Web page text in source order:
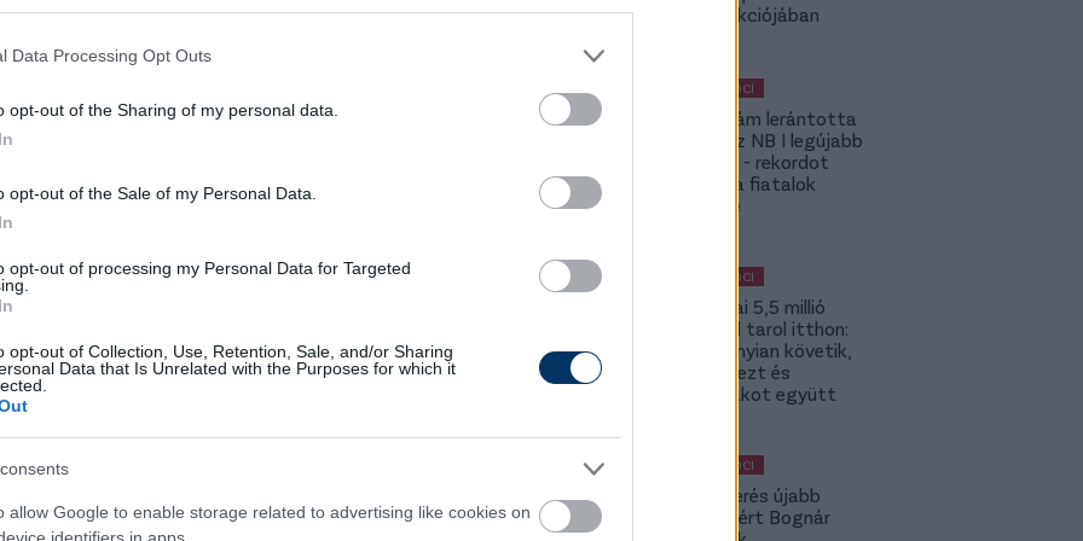
Data Processing Opt Outs
opt-out of the Sharing of my personal data.
opt-out of the Sale of my Personal Data.
opt-out of processing my Personal Data for Targeted
opt-out of Collection, Use, Retention, Sale, and/or Sharing
Data that Is Unrelated with the Purposes for which it
allow Google to enable storage related to advertising like cookies on
identifiers in apps.
rótta a köröket a társaival. Kire Ristevski,
Manjrekar és a pályafutását a német
már nem jelent meg az első
igazolt Berecz Zsombor sem. Megjelent, de
lejárt a szerződése és máshol folytatja
gyakorlatokat végeztek.
után lábadozó csapatkapitányunk,
után gyógyuló Szivacski Donát, valamint a
Szilveszter.
a gyakorlatokat három utánpótláskorú
UCC kollekciójában
MAGYAR FOCI
Szalai Ádám lerántotta
a leplet az NB I legújabb
számairól - rekordot
döntött a fiatalok
játékideje
MAGYAR FOCI
Szoboszlai 5,5 millió
követővel tarol itthon:
2-szer annyian követik,
mint Kerkezt és
Dzsudzsákot együtt
MAGYAR FOCI
A Fradi-verés újabb
kispadot ért Bognár